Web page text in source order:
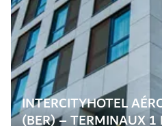
INTERCITYHOTEL
(BER) – TERMINAUX 1